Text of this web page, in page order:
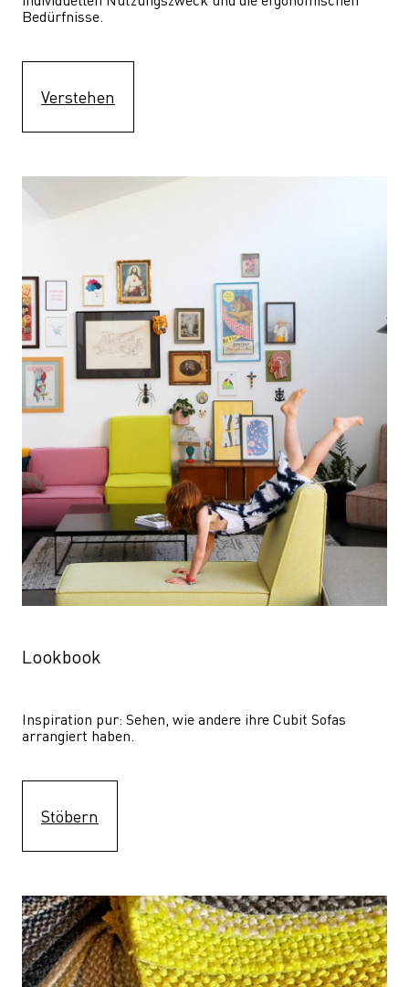
Bedürfnisse.
Verstehen
Lookbook
Inspiration pur: Sehen, wie andere ihre Cubit Sofas
arrangiert haben.
Stöbern